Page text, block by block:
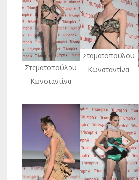
Σταματοπούλου
Κωνσταντίνα
Σταματοπούλου
Κωνσταντίνα